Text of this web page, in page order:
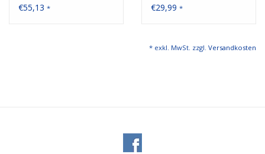
€55,13 *
€29,99 *
* exkl. MwSt. zzgl. Versandkosten